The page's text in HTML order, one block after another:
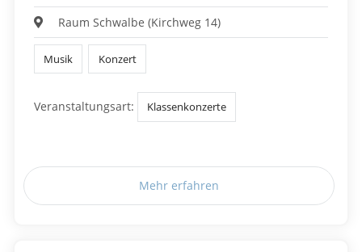
Raum Schwalbe (Kirchweg 14)
Musik Konzert
Veranstaltungsart: Klassenkonzerte
Mehr erfahren